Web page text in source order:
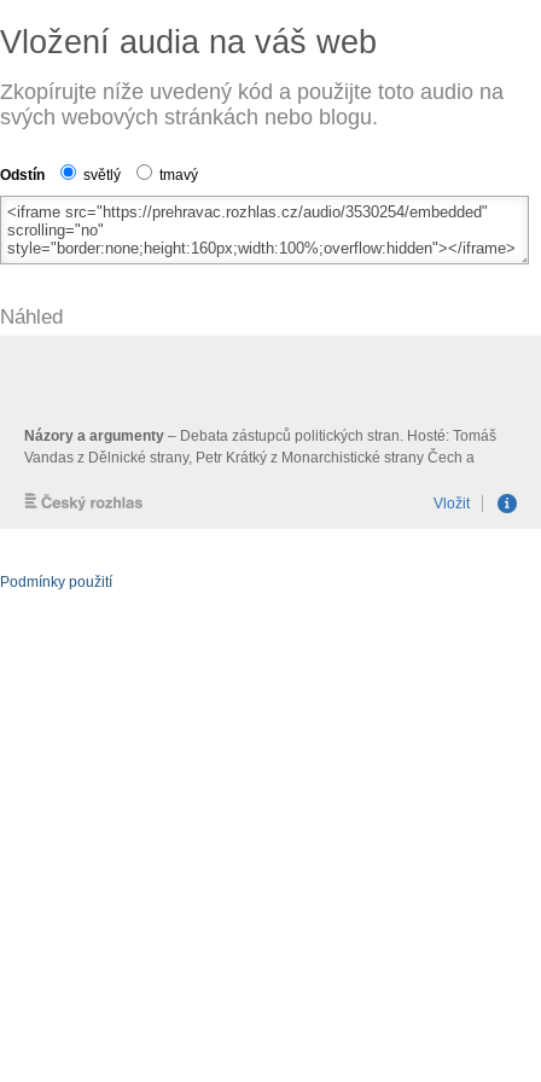
Vložení audia na váš web
Zkopírujte níže uvedený kód a použijte toto audio na
svých webových stránkách nebo blogu.
Odstín světlý tmavý
Náhled
Podmínky použití